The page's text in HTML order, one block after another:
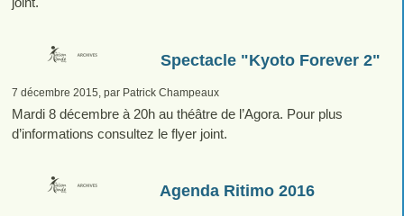
Spectacle "Kyoto Forever 2"
7 décembre 2015, par Patrick Champeaux
Mardi 8 décembre à 20h au théâtre de l’Agora. Pour plus
d’informations consultez le flyer joint.
Agenda Ritimo 2016